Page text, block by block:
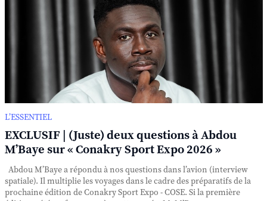
L’ESSENTIEL
EXCLUSIF | (Juste) deux questions à Abdou
M’Baye sur « Conakry Sport Expo 2026 »
Abdou M’Baye a répondu à nos questions dans l’avion (interview
spatiale). Il multiplie les voyages dans le cadre des préparatifs de la
prochaine édition de Conakry Sport Expo - COSE. Si la première